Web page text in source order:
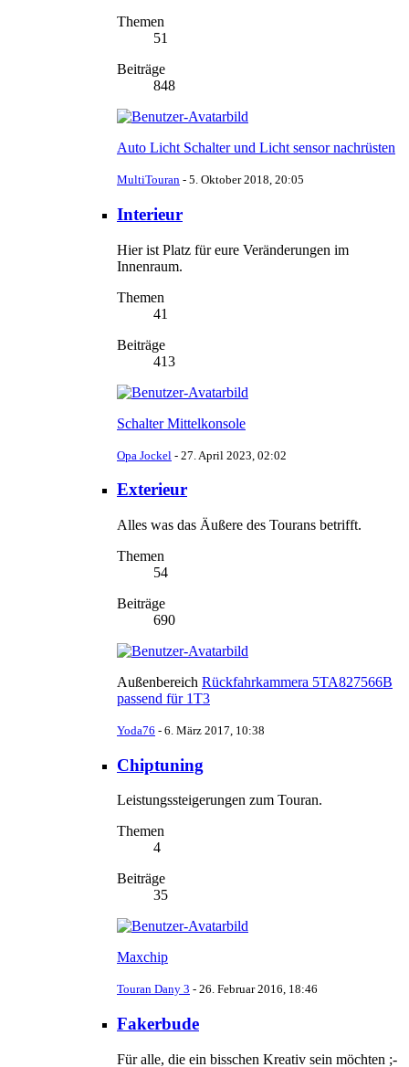
Themen
51
Beiträge
848
Auto Licht Schalter und Licht sensor nachrüsten
MultiTouran - 5. Oktober 2018, 20:05
Interieur
Hier ist Platz für eure Veränderungen im
Innenraum.
Themen
41
Beiträge
413
Schalter Mittelkonsole
Opa Jockel - 27. April 2023, 02:02
Exterieur
Alles was das Äußere des Tourans betrifft.
Themen
54
Beiträge
690
Außenbereich Rückfahrkammera 5TA827566B
passend für 1T3
Yoda76 - 6. März 2017, 10:38
Chiptuning
Leistungssteigerungen zum Touran.
Themen
4
Beiträge
35
Maxchip
Touran Dany 3 - 26. Februar 2016, 18:46
Fakerbude
Für alle, die ein bisschen Kreativ sein möchten ;-